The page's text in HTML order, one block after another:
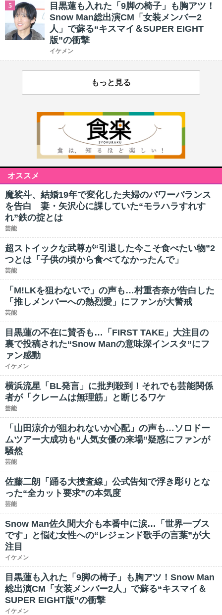
5
目黒蓮も入れた「9脚の椅子」も胸アツ！
Snow Man総出演CM「女装メンバー2
人」で蘇る“キスマイ＆SUPER EIGHT
版”の衝撃
イケメン
もっと見る
オススメ
魔裟斗、結婚19年で変化した夫婦のパワーバランス
を告白 妻・矢沢心に課していた“モラハラすれす
れ”鉄の掟とは
芸能
超ストイックな武尊が“引退した今こそ食べたい物”2
つとは「子供の頃から食べてなかったんで」
芸能
「M!LKを狙わないで」の声も…村重杏奈が告白した
「推しメンバーへの熱烈愛」にファンが大警戒
芸能
目黒蓮の不在に賛否も…「FIRST TAKE」大注目の
裏で投稿された“Snow Manの意味深インスタ”にフ
ァン感動
イケメン
横浜流星「BL発言」に批判殺到！それでも芸能関係
者が「クレームは無理筋」と断じるワケ
芸能
「山田涼介が狙われないか心配」の声も…ソロドー
ムツアー大成功も“人気女優の来場”疑惑にファンが
騒然
芸能
佐藤二朗「踊る大捜査線」公式告知で浮き彫りとな
った“全カット要求”の本気度
芸能
Snow Man佐久間大介も本番中に涙…「世界一ブス
です」と悩む女性への“レジェンド歌手の言葉”が大
注目
イケメン
目黒蓮も入れた「9脚の椅子」も胸アツ！Snow Man
総出演CM「女装メンバー2人」で蘇る“キスマイ＆
SUPER EIGHT版”の衝撃
イケメン